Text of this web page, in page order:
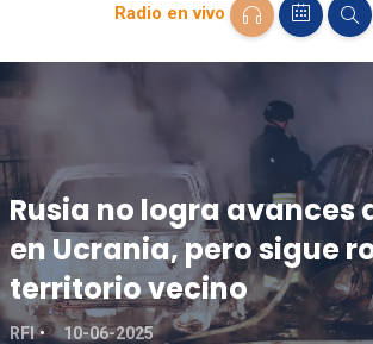
Radio en vivo
Rusia no logra avances
en Ucrania, pero sigue
territorio vecino
RFI 10-06-2025